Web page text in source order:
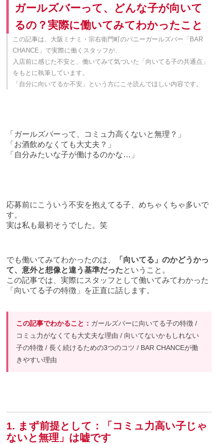
ガールズバーって、どんな子が向いて
るの？実際に働いてみてわかったこと
この記事は、大阪ミナミ・宗右衛門町のバニーガールズバー「BAR
CHANCE」で実際に働くスタッフが、
入店前に感じた不安と、働いてみて気づいた「向いてる子の共通点」
をもとに執筆しています。
「自分に向いてるか不安」という方にこそ読んでほしい内容です。
「ガールズバーって、コミュ力高くないと無理？」
「お酒飲めなくても大丈夫？」
「自分みたいな子が働けるのかな…」
応募前にこういう不安を抱えてる子、めちゃくちゃ多いで
す。
実は私も最初そうでした。笑
でも働いてみてわかったのは、
「向いてる」のかどうかっ
て、意外と想像と違う基準だったということ。
この記事では、実際にスタッフとして働いてみてわかった
「向いてる子の特徴」を正直に話します。
この記事でわかること： ガールズバーに向いてる子の特徴 /
コミュ力がなくても大丈夫な理由 / 向いてないかもしれない
子の特徴 / 長く続けるための3つのコツ / BAR CHANCEが働
きやすい理由
1. まず前提として：「コミュ力高い子じゃ
ないと無理」は嘘です